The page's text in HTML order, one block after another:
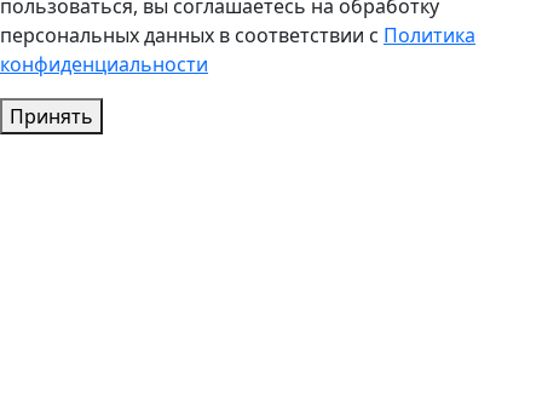
пользоваться, вы соглашаетесь на обработку
персональных данных в соответствии с Политика
конфиденциальности
Принять